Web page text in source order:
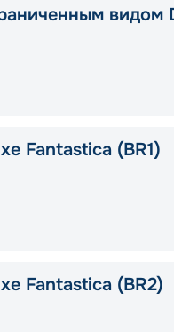
видом
Fantastica (BR1)
Fantastica (BR2)